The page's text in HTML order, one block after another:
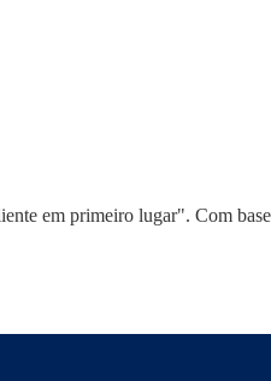
em primeiro lugar". Com base